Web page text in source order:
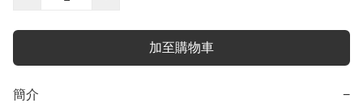
加至購物車
簡介 −